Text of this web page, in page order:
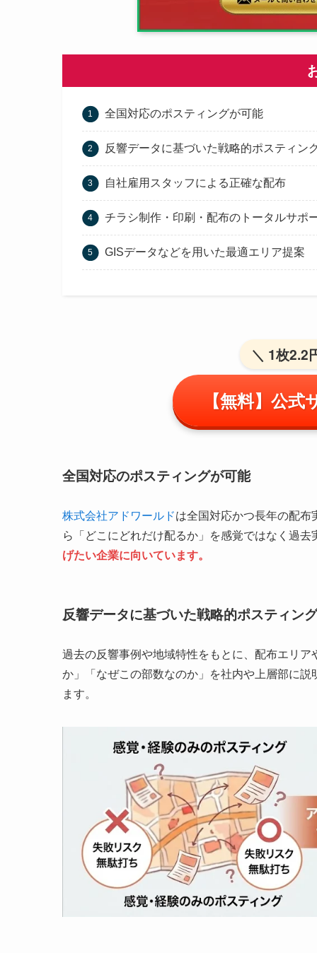
全国対応のポスティングが可能
反響データに基づいた戦略的ポスティン
自社雇用スタッフによる正確な配布
チラシ制作・印刷・配布のトータルサポ
GISデータなどを用いた最適エリア提案
＼ 1枚2.2
【無料】公
全国対応のポスティングが可能
株式会社アドワールドは全国対応かつ長年の配布
ら「どこにどれだけ配るか」を感覚ではなく過去
げたい企業に向いています。
反響データに基づいた戦略的ポスティング
過去の反響事例や地域特性をもとに、配布エリ
か」「なぜこの部数なのか」を社内や上層部に
ます。